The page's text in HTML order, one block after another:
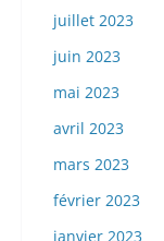
juillet 2023
juin 2023
mai 2023
avril 2023
mars 2023
février 2023
janvier 2023